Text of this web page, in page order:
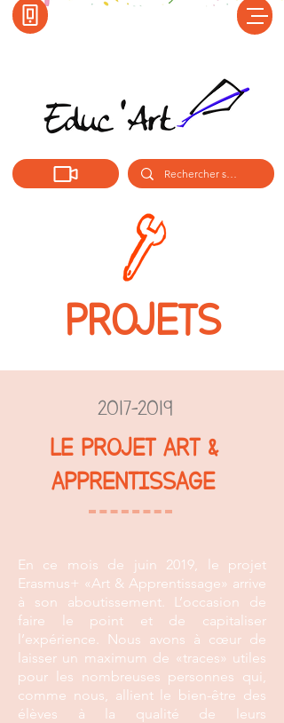
PROJETS
2017-2019
LE PROJET ART &
APPRENTISSAGE
En ce mois de juin 2019, le projet
Erasmus+ «Art & Apprentissage» arrive
à son aboutissement. L’occasion de
faire le point et de capitaliser
l’expérience. Nous avons à cœur de
laisser un maximum de «traces» utiles
pour les nombreuses personnes qui,
comme nous, allient le bien-être des
élèves à la qualité de leurs